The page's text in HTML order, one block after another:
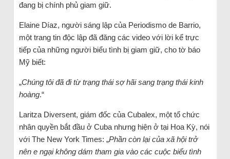
đang bị chính phủ giam giữ.
Elaine Díaz, người sáng lập của Periodismo de Barrio,
một trang tin độc lập đã đăng các video với lời kể trực
tiếp của những người biểu tình bị giam giữ, cho tờ báo
Mỹ biết:
„Chúng tôi đã đi từ trạng thái sợ hãi sang trạng thái kinh
hoàng.“
Laritza Diversent, giám đốc của Cubalex, một tổ chức
nhân quyền bắt đầu ở Cuba nhưng hiện ở tại Hoa Kỳ, nói
với The New York Times: „Phần còn lại của xã hội trở
nên e ngại không dám tham gia vào các cuộc biểu tình